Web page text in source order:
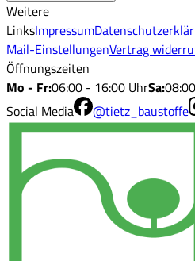
Weitere
LinksImpressum
Mail-EinstellungenVertrag
Öffnungszeiten
Mo - Fr:06:00 - 16:00 UhrSa:
Social Media
@tietz_baustoffe